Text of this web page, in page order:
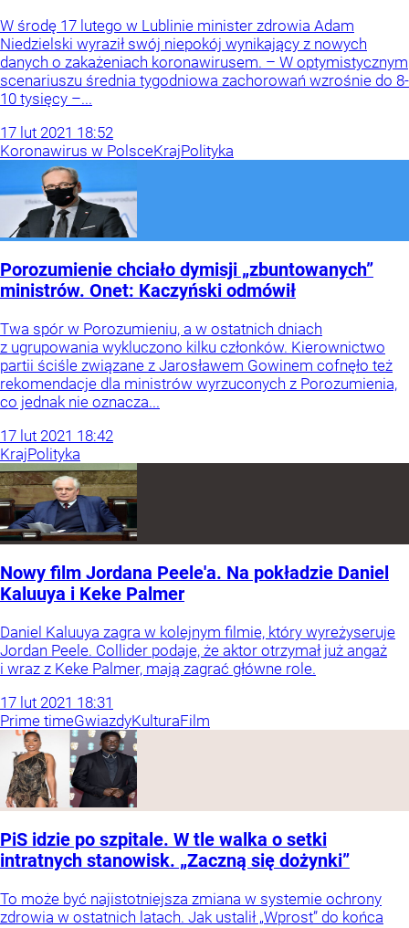
W środę 17 lutego w Lublinie minister zdrowia Adam
Niedzielski wyraził swój niepokój wynikający z nowych
danych o zakażeniach koronawirusem. – W optymistycznym
scenariuszu średnia tygodniowa zachorowań wzrośnie do 8-
10 tysięcy –...
17 lut 2021 18:52
Koronawirus w PolsceKrajPolityka
Porozumienie chciało dymisji „zbuntowanych”
ministrów. Onet: Kaczyński odmówił
Twa spór w Porozumieniu, a w ostatnich dniach
z ugrupowania wykluczono kilku członków. Kierownictwo
partii ściśle związane z Jarosławem Gowinem cofnęło też
rekomendacje dla ministrów wyrzuconych z Porozumienia,
co jednak nie oznacza...
17 lut 2021 18:42
KrajPolityka
Nowy film Jordana Peele'a. Na pokładzie Daniel
Kaluuya i Keke Palmer
Daniel Kaluuya zagra w kolejnym filmie, który wyreżyseruje
Jordan Peele. Collider podaje, że aktor otrzymał już angaż
i wraz z Keke Palmer, mają zagrać główne role.
17 lut 2021 18:31
Prime timeGwiazdyKulturaFilm
PiS idzie po szpitale. W tle walka o setki
intratnych stanowisk. „Zaczną się dożynki”
To może być najistotniejsza zmiana w systemie ochrony
zdrowia w ostatnich latach. Jak ustalił „Wprost” do końca